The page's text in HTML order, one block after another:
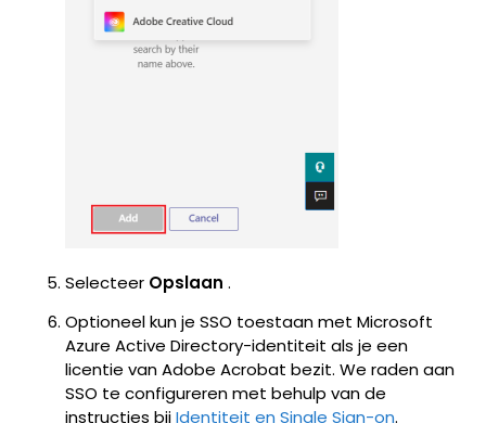
Selecteer Opslaan .
Optioneel kun je SSO toestaan met Microsoft
Azure Active Directory-identiteit als je een
licentie van Adobe Acrobat bezit. We raden aan
SSO te configureren met behulp van de
instructies bijIdentiteit en Single Sign-on.